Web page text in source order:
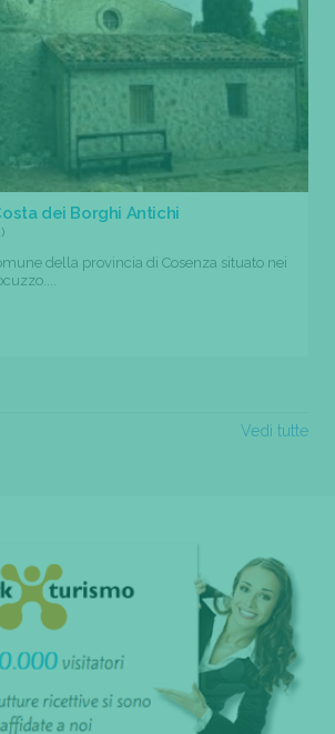
dei Borghi Antichi
della provincia di Cosenza situato nei
Vedi tutte